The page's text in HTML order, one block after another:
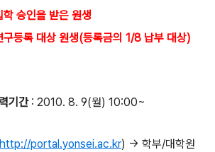
승인을 받은 원생
등록 대상 원생(등록금의 1/8 납부 대상)
기간: 2010. 8. 9(월) 10:00~
http://portal.yonsei.ac.kr) → 학부/대학원